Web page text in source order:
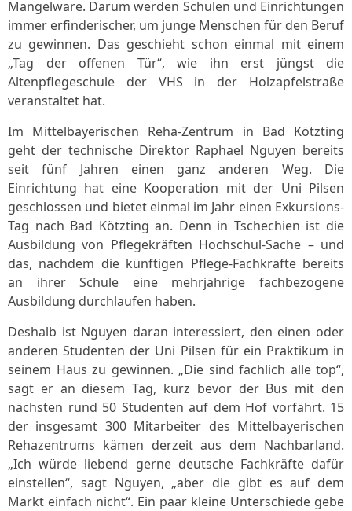
Mangelware. Darum werden Schulen und Einrichtungen
immer erfinderischer, um junge Menschen für den Beruf
zu gewinnen. Das geschieht schon einmal mit einem
„Tag der offenen Tür“, wie ihn erst jüngst die
Altenpflegeschule der VHS in der Holzapfelstraße
veranstaltet hat.
Im Mittelbayerischen Reha-Zentrum in Bad Kötzting
geht der technische Direktor Raphael Nguyen bereits
seit fünf Jahren einen ganz anderen Weg. Die
Einrichtung hat eine Kooperation mit der Uni Pilsen
geschlossen und bietet einmal im Jahr einen Exkursions-
Tag nach Bad Kötzting an. Denn in Tschechien ist die
Ausbildung von Pflegekräften Hochschul-Sache – und
das, nachdem die künftigen Pflege-Fachkräfte bereits
an ihrer Schule eine mehrjährige fachbezogene
Ausbildung durchlaufen haben.
Deshalb ist Nguyen daran interessiert, den einen oder
anderen Studenten der Uni Pilsen für ein Praktikum in
seinem Haus zu gewinnen. „Die sind fachlich alle top“,
sagt er an diesem Tag, kurz bevor der Bus mit den
nächsten rund 50 Studenten auf dem Hof vorfährt. 15
der insgesamt 300 Mitarbeiter des Mittelbayerischen
Rehazentrums kämen derzeit aus dem Nachbarland.
„Ich würde liebend gerne deutsche Fachkräfte dafür
einstellen“, sagt Nguyen, „aber die gibt es auf dem
Markt einfach nicht“. Ein paar kleine Unterschiede gebe